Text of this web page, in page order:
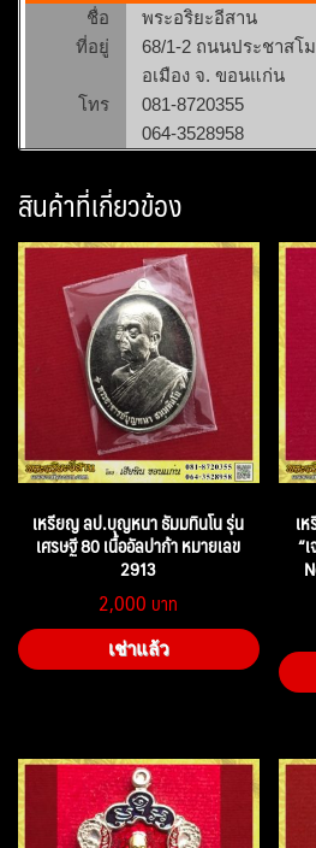
ชื่อ
พระอริยะอีสาน
ที่อยู่
68/1-2 ถนนประชาสโ
อเมือง จ. ขอนแก่น
โทร
081-8720355
064-3528958
สินค้าที่เกี่ยวข้อง
เหรียญ ลป.บุญหนา ธัมมทินโน รุ่น
เศรษฐี 80 เนื้ออัลปาก้า หมายเลข
2913
2,000
เช่าแล้ว
เ
“